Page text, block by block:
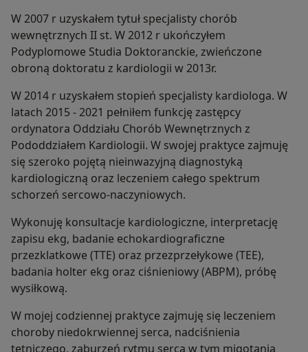
W 2007 r uzyskałem tytuł specjalisty chorób
wewnętrznych II st. W 2012 r ukończyłem
Podyplomowe Studia Doktoranckie, zwieńczone
obroną doktoratu z kardiologii w 2013r.
W 2014 r uzyskałem stopień specjalisty kardiologa. W
latach 2015 - 2021 pełniłem funkcję zastępcy
ordynatora Oddziału Chorób Wewnętrznych z
Pododdziałem Kardiologii. W swojej praktyce zajmuję
się szeroko pojętą nieinwazyjną diagnostyką
kardiologiczną oraz leczeniem całego spektrum
schorzeń sercowo-naczyniowych.
Wykonuję konsultacje kardiologiczne, interpretację
zapisu ekg, badanie echokardiograficzne
przezklatkowe (TTE) oraz przezprzełykowe (TEE),
badania holter ekg oraz ciśnieniowy (ABPM), próbę
wysiłkową.
W mojej codziennej praktyce zajmuję się leczeniem
choroby niedokrwiennej serca, nadciśnienia
tętniczego, zaburzeń rytmu serca w tym migotania